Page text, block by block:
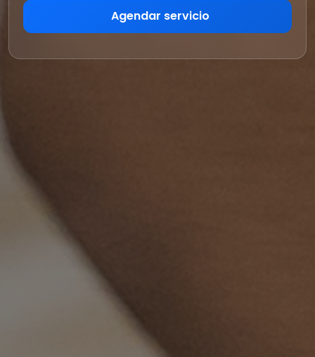
Agendar servicio